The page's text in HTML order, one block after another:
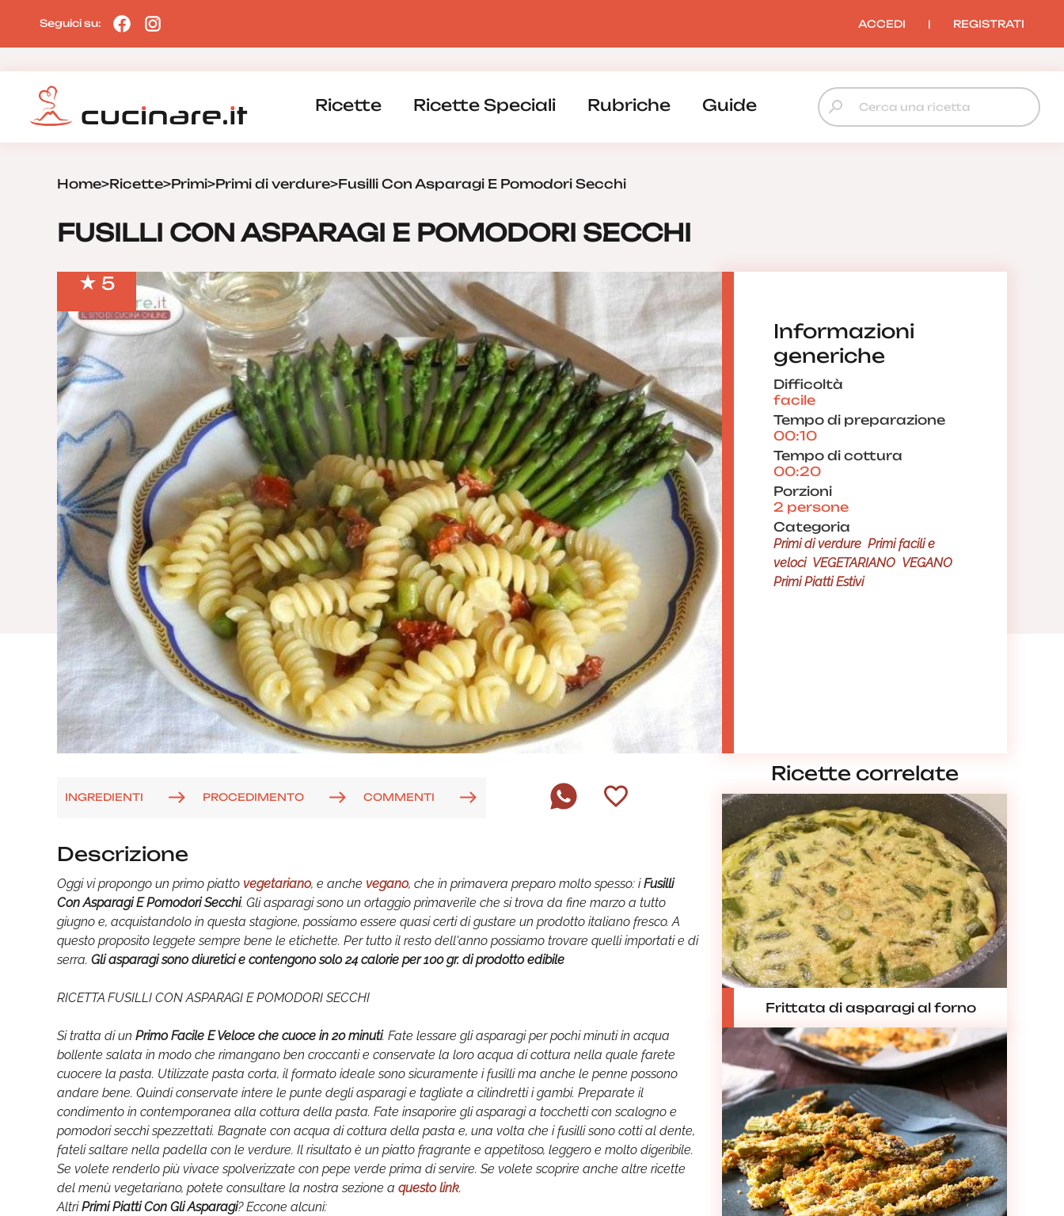
Seguici su: ACCEDI | REGISTRATI
Ricette Ricette Speciali Rubriche Guide
Home>Ricette>Primi>Primi di verdure>Fusilli Con Asparagi E Pomodori Secchi
FUSILLI CON ASPARAGI E POMODORI SECCHI
5
Informazioni
generiche
Difficoltà
facile
Tempo di preparazione
00:10
Tempo di cottura
00:20
Porzioni
2 persone
Categoria
Primi di verdure Primi facili e
veloci VEGETARIANO VEGANO
Primi Piatti Estivi
INGREDIENTI PROCEDIMENTO COMMENTI
Descrizione
Oggi vi propongo un primo piatto vegetariano, e anche vegano, che in primavera preparo molto spesso: iFusilli
Con Asparagi E Pomodori Secchi. Gli asparagi sono un ortaggio primaverile che si trova da fine marzo a tutto
giugno e, acquistandolo in questa stagione, possiamo essere quasi certi di gustare un prodotto italiano fresco. A
questo proposito leggete sempre bene le etichette. Per tutto il resto dell'anno possiamo trovare quelli importati e di
serra. Gli asparagi sono diuretici e contengono solo 24 calorie per 100 gr. di prodotto edibile
RICETTA FUSILLI CON ASPARAGI E POMODORI SECCHI
Si tratta di un Primo Facile E Veloce che cuoce in 20 minuti. Fate lessare gli asparagi per pochi minuti in acqua
bollente salata in modo che rimangano ben croccanti e conservate la loro acqua di cottura nella quale farete
cuocere la pasta. Utilizzate pasta corta, il formato ideale sono sicuramente i fusilli ma anche le penne possono
andare bene. Quindi conservate intere le punte degli asparagi e tagliate a cilindretti i gambi. Preparate il
condimento in contemporanea alla cottura della pasta. Fate insaporire gli asparagi a tocchetti con scalogno e
pomodori secchi spezzettati. Bagnate con acqua di cottura della pasta e, una volta che i fusilli sono cotti al dente,
fateli saltare nella padella con le verdure. Il risultato è un piatto fragrante e appetitoso, leggero e molto digeribile.
Se volete renderlo più vivace spolverizzate con pepe verde prima di servire. Se volete scoprire anche altre ricette
del menù vegetariano, potete consultare la nostra sezione a questo link.
AltriPrimi Piatti Con Gli Asparagi? Eccone alcuni:
Ricette correlate
Frittata di asparagi al forno